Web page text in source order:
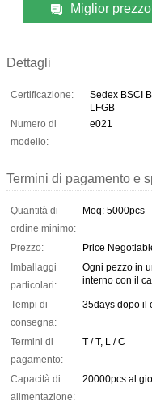
Miglior prezzo
Dettagli
Certificazione:
Sedex BSCI
LFGB
Numero di
modello:
e021
Termini di pagamento e
Quantità di
ordine minimo:
Moq: 5000pcs
Prezzo:
Price
Imballaggi
particolari:
Ogni pezzo in
interno con il
Tempi di
consegna:
35days dopo il
Termini di
pagamento:
T / T, L / C
Capacità di
alimentazione:
20000pcs al